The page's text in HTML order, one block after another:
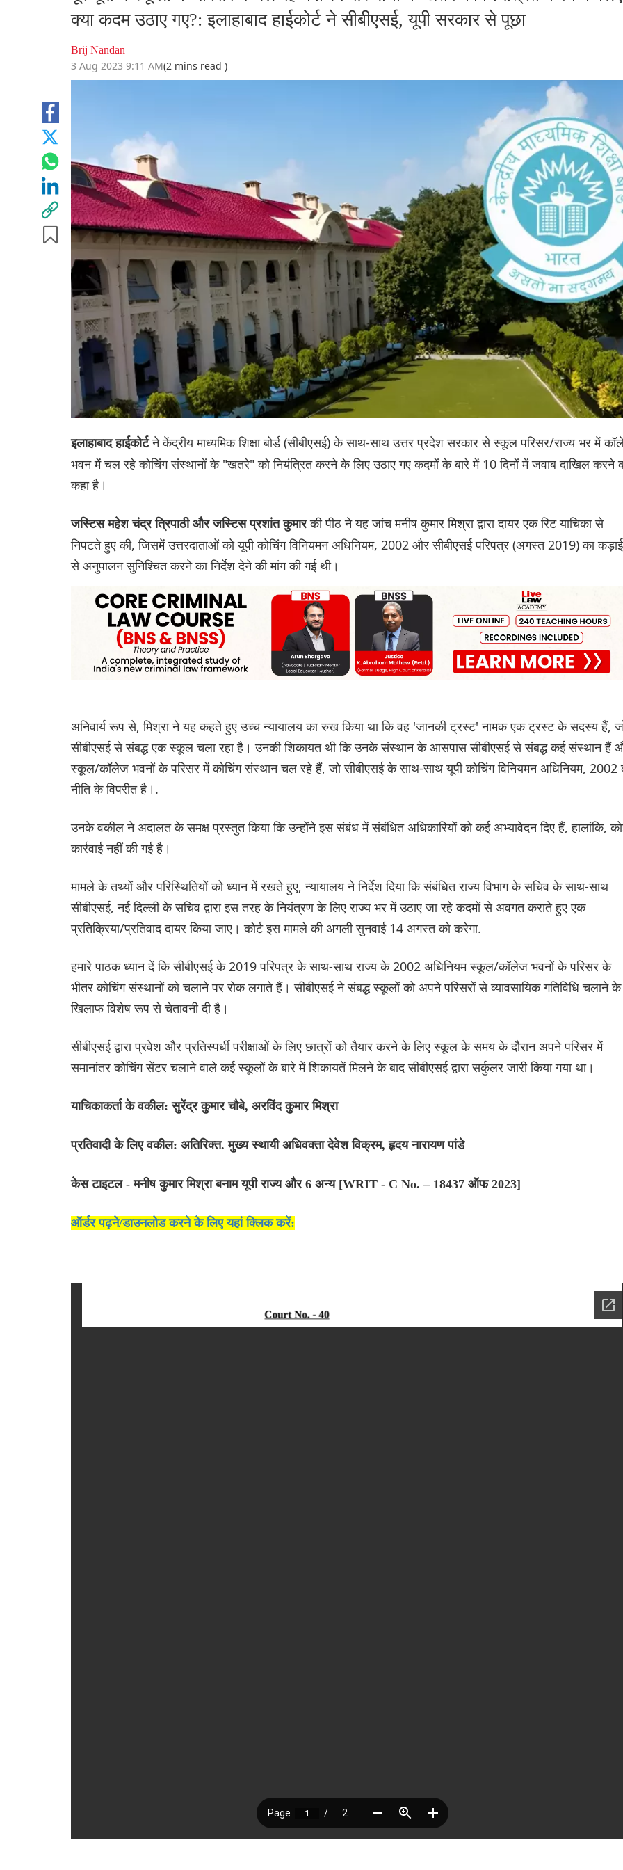
क्या कदम उठाए गए?: इलाहाबाद हाईकोर्ट ने सीबीएसई, यूपी सरकार से पूछा
Brij Nandan
3 Aug 2023 9:11 AM(2 mins read )
इलाहाबाद हाईकोर्टने केंद्रीय माध्यमिक शिक्षा बोर्ड (सीबीएसई) के साथ-साथ उत्तर प्रदेश सरकार से स्कूल परिसर/राज्य भर में
भवन में चल रहे कोचिंग संस्थानों के "खतरे" को नियंत्रित करने के लिए उठाए गए कदमों के बारे में 10 दिनों में जवाब दाखिल करने
कहा है।
जस्टिस महेश चंद्र त्रिपाठी और जस्टिस प्रशांत कुमारकी पीठ ने यह जांच मनीष कुमार मिश्रा द्वारा दायर एक रिट याचिका से
निपटते हुए की, जिसमें उत्तरदाताओं को यूपी कोचिंग विनियमन अधिनियम, 2002 और सीबीएसई परिपत्र (अगस्त 2019) का कड़ाई
से अनुपालन सुनिश्चित करने का निर्देश देने की मांग की गई थी।
अनिवार्य रूप से, मिश्रा ने यह कहते हुए उच्च न्यायालय का रुख किया था कि वह 'जानकी ट्रस्ट' नामक एक ट्रस्ट के सदस्य हैं,
सीबीएसई से संबद्ध एक स्कूल चला रहा है। उनकी शिकायत थी कि उनके संस्थान के आसपास सीबीएसई से संबद्ध कई संस्थान हैं
स्कूल/कॉलेज भवनों के परिसर में कोचिंग संस्थान चल रहे हैं, जो सीबीएसई के साथ-साथ यूपी कोचिंग विनियमन अधिनियम, 2002
नीति के विपरीत है।.
उनके वकील ने अदालत के समक्ष प्रस्तुत किया कि उन्होंने इस संबंध में संबंधित अधिकारियों को कई अभ्यावेदन दिए हैं, हालांकि,
कार्रवाई नहीं की गई है।
मामले के तथ्यों और परिस्थितियों को ध्यान में रखते हुए, न्यायालय ने निर्देश दिया कि संबंधित राज्य विभाग के सचिव के साथ-साथ
सीबीएसई, नई दिल्ली के सचिव द्वारा इस तरह के नियंत्रण के लिए राज्य भर में उठाए जा रहे कदमों से अवगत कराते हुए एक
प्रतिक्रिया/प्रतिवाद दायर किया जाए। कोर्ट इस मामले की अगली सुनवाई 14 अगस्त को करेगा.
हमारे पाठक ध्यान दें कि सीबीएसई के 2019 परिपत्र के साथ-साथ राज्य के 2002 अधिनियम स्कूल/कॉलेज भवनों के परिसर के
भीतर कोचिंग संस्थानों को चलाने पर रोक लगाते हैं। सीबीएसई ने संबद्ध स्कूलों को अपने परिसरों से व्यावसायिक गतिविधि चलाने के
खिलाफ विशेष रूप से चेतावनी दी है।
सीबीएसई द्वारा प्रवेश और प्रतिस्पर्धी परीक्षाओं के लिए छात्रों को तैयार करने के लिए स्कूल के समय के दौरान अपने परिसर में
समानांतर कोचिंग सेंटर चलाने वाले कई स्कूलों के बारे में शिकायतें मिलने के बाद सीबीएसई द्वारा सर्कुलर जारी किया गया था।
याचिकाकर्ता के वकील: सुरेंद्र कुमार चौबे, अरविंद कुमार मिश्रा
प्रतिवादी के लिए वकील: अतिरिक्त. मुख्य स्थायी अधिवक्ता देवेश विक्रम, हृदय नारायण पांडे
केस टाइटल - मनीष कुमार मिश्रा बनाम यूपी राज्य और 6 अन्य [WRIT - C No. – 18437 ऑफ 2023]
ऑर्डर पढ़ने/डाउनलोड करने के लिए यहां क्लिक करें: